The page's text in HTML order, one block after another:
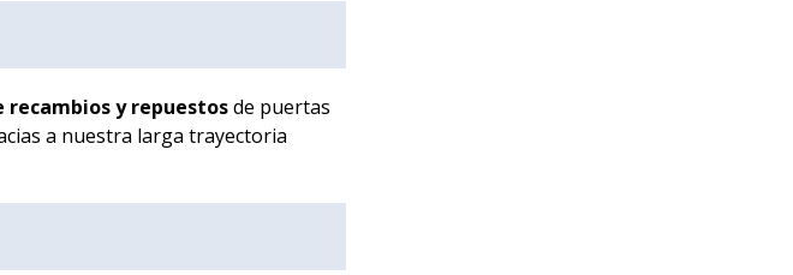
recambios y repuestosde puertas
a nuestra larga trayectoria